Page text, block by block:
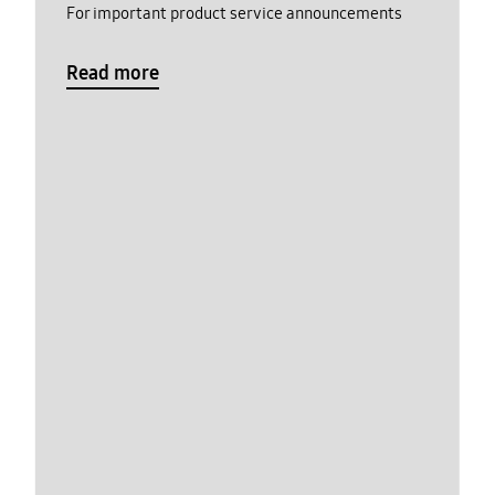
For important product service announcements
Read more